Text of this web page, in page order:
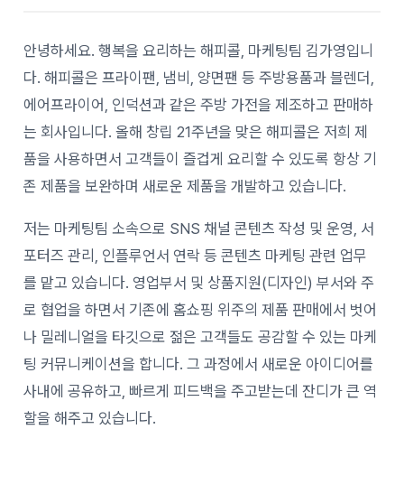
안녕하세요. 행복을 요리하는 해피콜, 마케팅팀 김가영입니
다. 해피콜은 프라이팬, 냄비, 양면팬 등 주방용품과 블렌더,
에어프라이어, 인덕션과 같은 주방 가전을 제조하고 판매하
는 회사입니다. 올해 창립 21주년을 맞은 해피콜은 저희 제
품을 사용하면서 고객들이 즐겁게 요리할 수 있도록 항상 기
존 제품을 보완하며 새로운 제품을 개발하고 있습니다.
저는 마케팅팀 소속으로 SNS 채널 콘텐츠 작성 및 운영, 서
포터즈 관리, 인플루언서 연락 등 콘텐츠 마케팅 관련 업무
를 맡고 있습니다. 영업부서 및 상품지원(디자인) 부서와 주
로 협업을 하면서 기존에 홈쇼핑 위주의 제품 판매에서 벗어
나 밀레니얼을 타깃으로 젊은 고객들도 공감할 수 있는 마케
팅 커뮤니케이션을 합니다. 그 과정에서 새로운 아이디어를
사내에 공유하고, 빠르게 피드백을 주고받는데 잔디가 큰 역
할을 해주고 있습니다.